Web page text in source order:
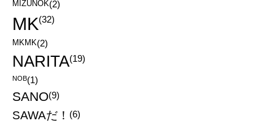
MIZUNOK(2)
MK(32)
MKMK(2)
NARITA(19)
NOB(1)
SANO(9)
SAWAだ！ (6)